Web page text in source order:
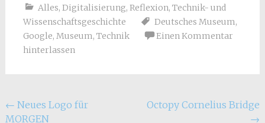
Alles, Digitalisierung, Reflexion, Technik- und
Wissenschaftsgeschichte
Deutsches Museum,
Google, Museum, Technik
Einen Kommentar
hinterlassen
Beitragsnavigation
← Neues Logo für
MORGEN
Octopy Cornelius Bridge
→